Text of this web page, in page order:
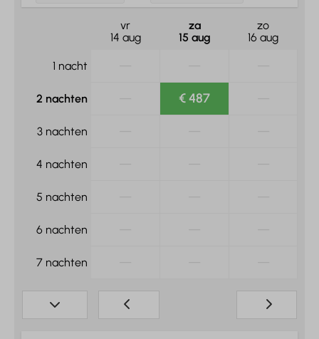
vr
14 aug
za
15 aug
zo
16 aug
1 nacht
2 nachten € 487
3 nachten
4 nachten
5 nachten
6 nachten
7 nachten